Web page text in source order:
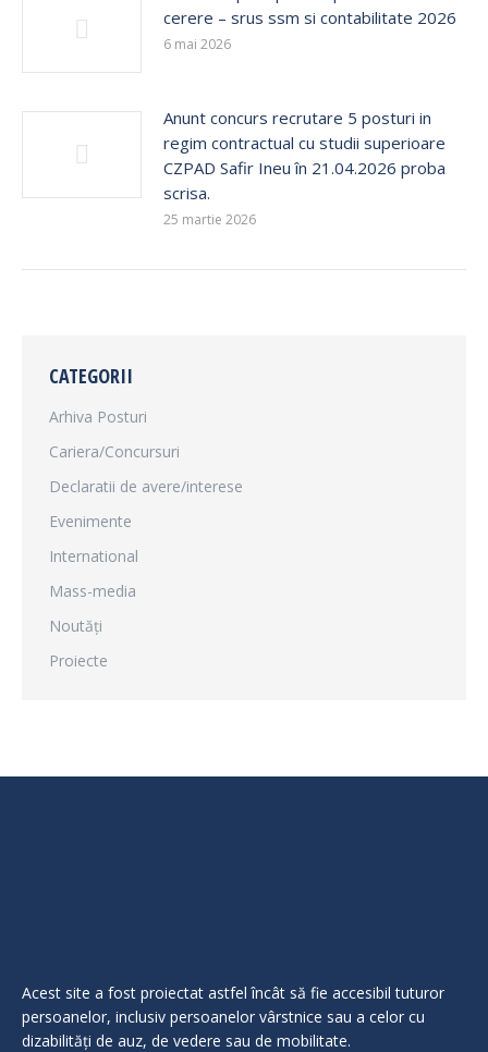
cerere – srus ssm si contabilitate 2026
6 mai 2026
Anunt concurs recrutare 5 posturi in
regim contractual cu studii superioare
CZPAD Safir Ineu în 21.04.2026 proba
scrisa.
25 martie 2026
CATEGORII
Arhiva Posturi
Cariera/Concursuri
Declaratii de avere/interese
Evenimente
International
Mass-media
Noutăți
Proiecte
Acest site a fost proiectat astfel încât să fie accesibil tuturor
persoanelor, inclusiv persoanelor vârstnice sau a celor cu
dizabilităţi de auz, de vedere sau de mobilitate.